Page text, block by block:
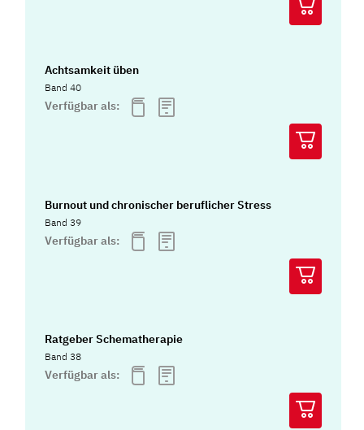
Achtsamkeit üben
Band 40
Verfügbar als:
Burnout und chronischer beruflicher Stress
Band 39
Verfügbar als:
Ratgeber Schematherapie
Band 38
Verfügbar als: